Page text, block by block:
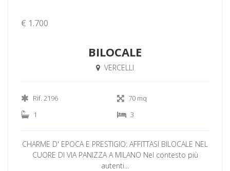
€ 1.700
BILOCALE
VERCELLI
Rif. 2196
70 mq
1
3
CHARME D' EPOCA E PRESTIGIO: AFFITTASI BILOCALE NEL
CUORE DI VIA PANIZZA A MILANO Nel contesto più
autenti...